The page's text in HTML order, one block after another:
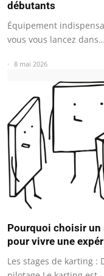
débutants
Équipement
vous vous lancez dans…
8 mai 2026
Pourquoi choisir un
pour vivre une
Les stages de karting :